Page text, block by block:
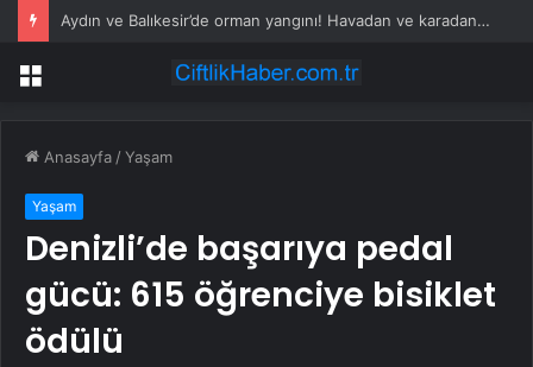
Aydın ve Balıkesir’de orman yangını! Havadan ve karadan müdahale devam ediyor
Menü
Anasayfa /Yaşam
Yaşam
Denizli’de başarıya pedal
gücü: 615 öğrenciye bisiklet
ödülü